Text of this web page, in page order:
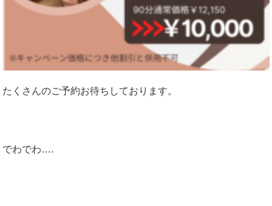
たくさんのご予約お待ちしております。
でわでわ….